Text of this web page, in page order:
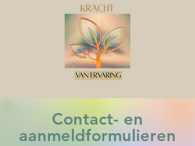
Contact- en
aanmeldformulieren